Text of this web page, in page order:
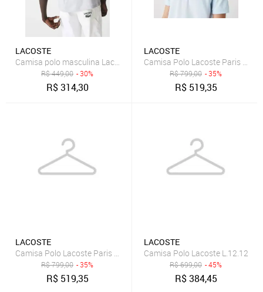
LACOSTE
Camisa polo masculina Lacoste mescla
R$449,00 - 30%
R$314,30
LACOSTE
R$799,00 - 35%
R$ 519,35
LACOSTE
Camisa Polo Lacoste Paris Regular Fit Masculina em piquet de
R$799,00 - 35%
R$ 519,35
LACOSTE
Camisa Polo Lacoste L.12.12
R$699,00 - 45%
R$384,45